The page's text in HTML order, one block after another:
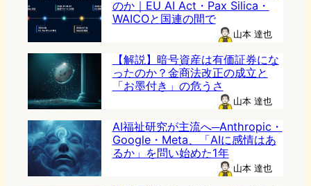
のか｜EU AI Act・Pax Silica・
WAICOと国連の間で
山本 達也
【解説】暗号資産は有価証券にな
ったのか？金商法改正の成立と
「お墨付き」の危うさ
山本 達也
AI福祉研究が主流へ─Anthropic・
Google・Meta、「AIに感情はあ
るか」を問い始めた1年
山本 達也